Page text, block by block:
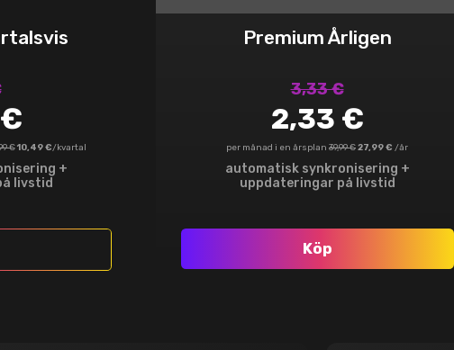
€ 10,49 €/kvartal
+
livstid
Premium Årligen
3,33 €
2,33 €
per månad i en årsplan 39,99 €27,99 € /år
automatisk synkronisering +
uppdateringar på livstid
Köp